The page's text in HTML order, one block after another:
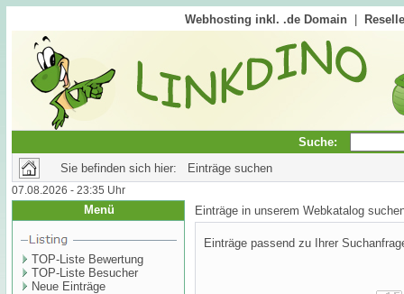
Webhosting inkl. .de Domain
Suche:
Sie befinden sich hier: Einträge suchen
07.08.2026 - 23:35 Uhr
Menü
TOP-Liste Bewertung
TOP-Liste Besucher
Neue Einträge
Einträge in unserem Webkatalog
Einträge passend zu Ihrer